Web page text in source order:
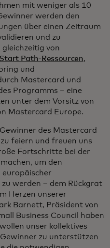
mit weniger als 10
werden den
über einen Zeitraum
und zu
von
Path-Ressourcen,
und
Mastercard und
Programms – eine
unter dem Vorsitz von
Mastercard Europe.
des Mastercard
feiern und freuen uns
Fortschritte bei der
um den
werden – dem Rückgrat
Herzen unserer
Barnett, Präsident von
Business Council haben
unser kollektives
zu unterstützen